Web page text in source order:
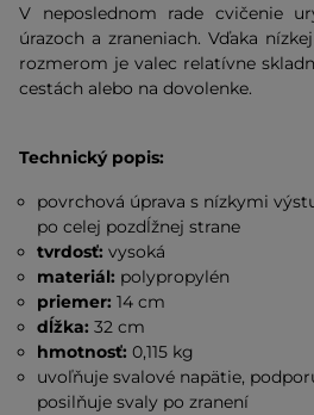
V neposlednom rade cvičenie
úrazoch a zraneniach. Vďaka
rozmerom je valec relatívne
cestách alebo na dovolenke.
Technický popis:
povrchová úprava s nízkymi
po celej pozdĺžnej strane
tvrdosť: vysoká
materiál: polypropylén
priemer: 14 cm
dĺžka: 32 cm
hmotnosť: 0,115 kg
uvoľňuje svalové napätie,
posilňuje svaly po zranení